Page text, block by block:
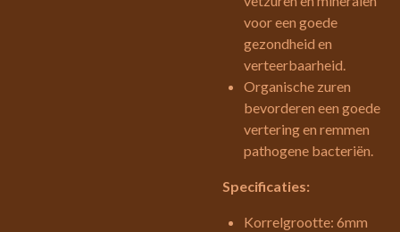
voor een goede
gezondheid en
verteerbaarheid.
Organische zuren
bevorderen een goede
vertering en remmen
pathogene bacteriën.
Specificaties:
Korrelgrootte: 6mm